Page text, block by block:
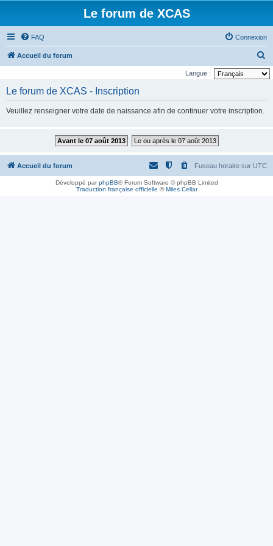
Le forum de XCAS
FAQ Connexion
Accueil du forum
e
h
Langue :
Le forum de XCAS - Inscription
Veuillez renseigner votre date de naissance afin de continuer votre inscription.
Avant le 07 août 2013 Le ou après le 07 août 2013
Accueil du forum Fuseau horaire sur UTC
Développé parphpBB® Forum Software © phpBB Limited
Traduction française officielle ©Miles Cellar